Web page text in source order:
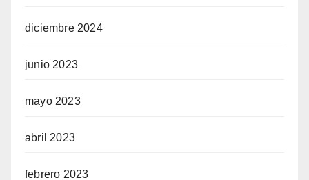
diciembre 2024
junio 2023
mayo 2023
abril 2023
febrero 2023